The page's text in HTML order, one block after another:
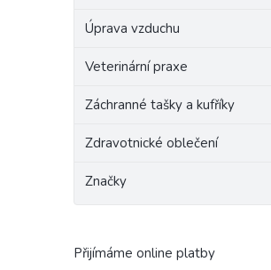
Úprava vzduchu
Veterinární praxe
Záchranné tašky a kufříky
Zdravotnické oblečení
Značky
Přijímáme online platby